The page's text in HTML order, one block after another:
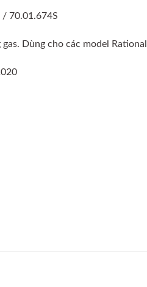
/ 70.01.674S
Dùng cho các model